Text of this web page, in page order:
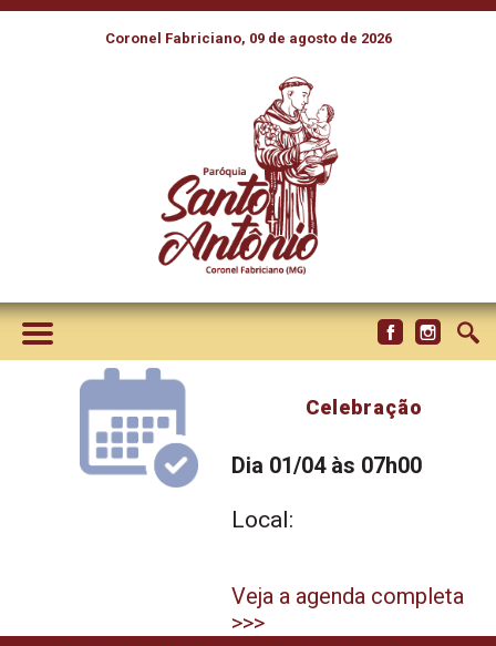
Coronel Fabriciano, 09 de agosto de 2026
Celebração
Dia 01/04 às 07h00
Local:
Veja a agenda completa
>>>